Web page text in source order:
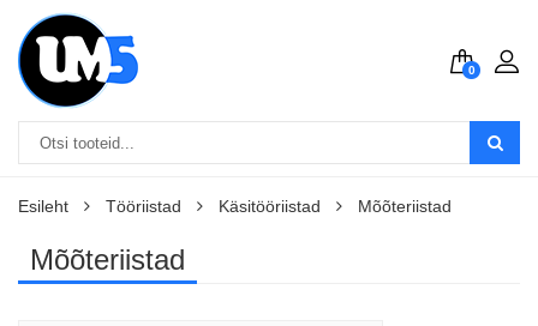
0
Esileht Tööriistad Käsitööriistad Mõõteriistad
Mõõteriistad